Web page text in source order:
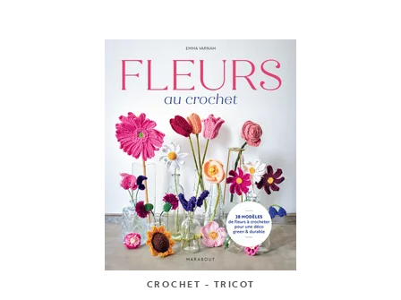
CROCHET - TRICOT